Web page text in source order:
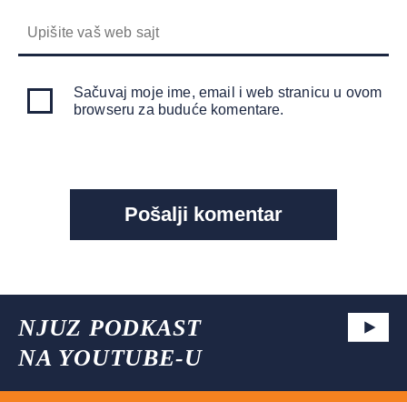
Sačuvaj moje ime, email i web stranicu u ovom
browseru za buduće komentare.
NJUZ PODKAST
NA YOUTUBE-U